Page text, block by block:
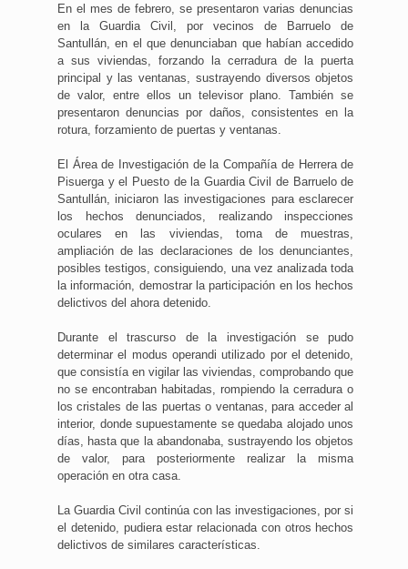
En el mes de febrero, se presentaron varias denuncias
en la Guardia Civil, por vecinos de Barruelo de
Santullán, en el que denunciaban que habían accedido
a sus viviendas, forzando la cerradura de la puerta
principal y las ventanas, sustrayendo diversos objetos
de valor, entre ellos un televisor plano. También se
presentaron denuncias por daños, consistentes en la
rotura, forzamiento de puertas y ventanas.
El Área de Investigación de la Compañía de Herrera de
Pisuerga y el Puesto de la Guardia Civil de Barruelo de
Santullán, iniciaron las investigaciones para esclarecer
los hechos denunciados, realizando inspecciones
oculares en las viviendas, toma de muestras,
ampliación de las declaraciones de los denunciantes,
posibles testigos, consiguiendo, una vez analizada toda
la información, demostrar la participación en los hechos
delictivos del ahora detenido.
Durante el trascurso de la investigación se pudo
determinar el modus operandi utilizado por el detenido,
que consistía en vigilar las viviendas, comprobando que
no se encontraban habitadas, rompiendo la cerradura o
los cristales de las puertas o ventanas, para acceder al
interior, donde supuestamente se quedaba alojado unos
días, hasta que la abandonaba, sustrayendo los objetos
de valor, para posteriormente realizar la misma
operación en otra casa.
La Guardia Civil continúa con las investigaciones, por si
el detenido, pudiera estar relacionada con otros hechos
delictivos de similares características.